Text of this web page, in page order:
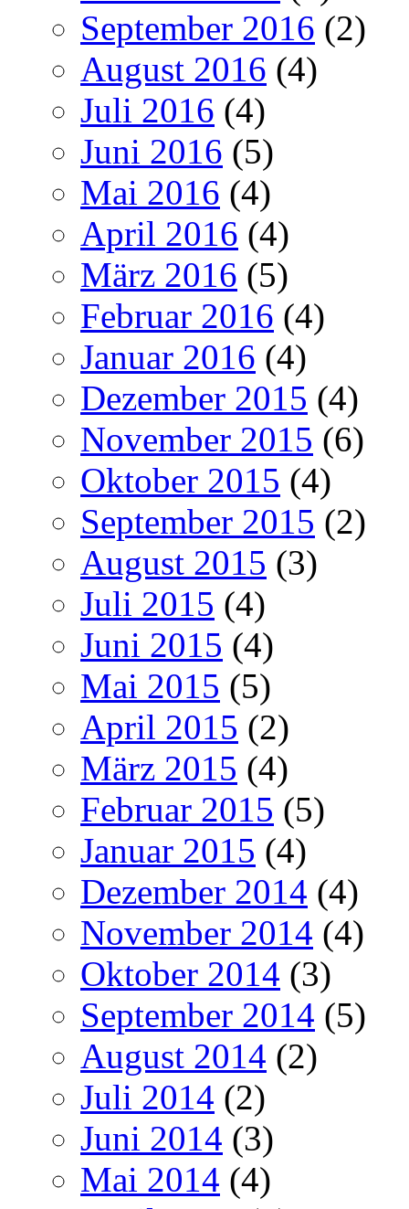
September 2016 (2)
August 2016 (4)
Juli 2016 (4)
Juni 2016 (5)
Mai 2016 (4)
April 2016 (4)
März 2016 (5)
Februar 2016 (4)
Januar 2016 (4)
Dezember 2015 (4)
November 2015 (6)
Oktober 2015 (4)
September 2015 (2)
August 2015 (3)
Juli 2015 (4)
Juni 2015 (4)
Mai 2015 (5)
April 2015 (2)
März 2015 (4)
Februar 2015 (5)
Januar 2015 (4)
Dezember 2014 (4)
November 2014 (4)
Oktober 2014 (3)
September 2014 (5)
August 2014 (2)
Juli 2014 (2)
Juni 2014 (3)
Mai 2014 (4)